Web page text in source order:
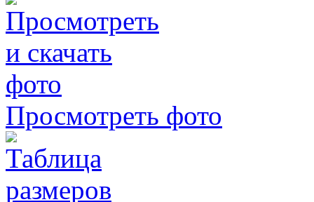
Просмотреть фото